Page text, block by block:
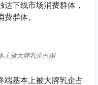
下线市场消费群体，
群体。
上被大牌乳企占据
端基本上被大牌乳企占